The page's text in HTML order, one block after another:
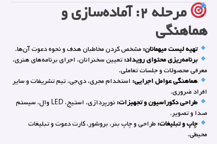
مرحله ۲: آماده‌سازی و
هماهنگی
تهیه لیست میهمانان: مشخص کردن مخاطبان هدف و نحوه دعوت آن‌ها.
برنامه‌ریزی محتوای رویداد:تعیین سخنرانان، اجرای برنامه‌های هنری،
معرفی محصولات و جلسات تعاملی.
هماهنگی عوامل اجرایی: استخدام مجری، دی‌جی، تیم تشریفات و سایر
افراد ضروری.
طراحی دکوراسیون و تجهیزات:
نورپردازی، استیج، LED وال، سیستم
صدا و تصویر.
چاپ و تبلیغات: طراحی و چاپ بنر، بروشور، کارت دعوت و تبلیغات
محیطی.